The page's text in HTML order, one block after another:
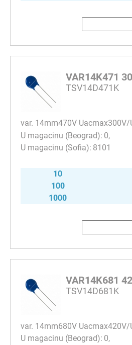
VAR14K471
TSV14D471K
var. 14mm470V
0
8101
10
100
1000
VAR14K681
TSV14D681K
var. 14mm680V
0